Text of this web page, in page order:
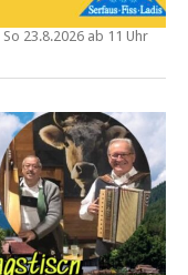
So 23.8.2026 ab 11 Uhr